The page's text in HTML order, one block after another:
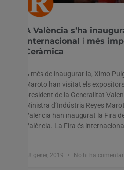
A València s’ha
internacional i més
Ceràmica
A més de inaugurar-la, Ximo
Maroto han visitat els
president de la Generalitat
Ministra d’Indústria Reyes
València han inaugurat la Fira
València. La Fira és
28 gener, 2019 No hi ha